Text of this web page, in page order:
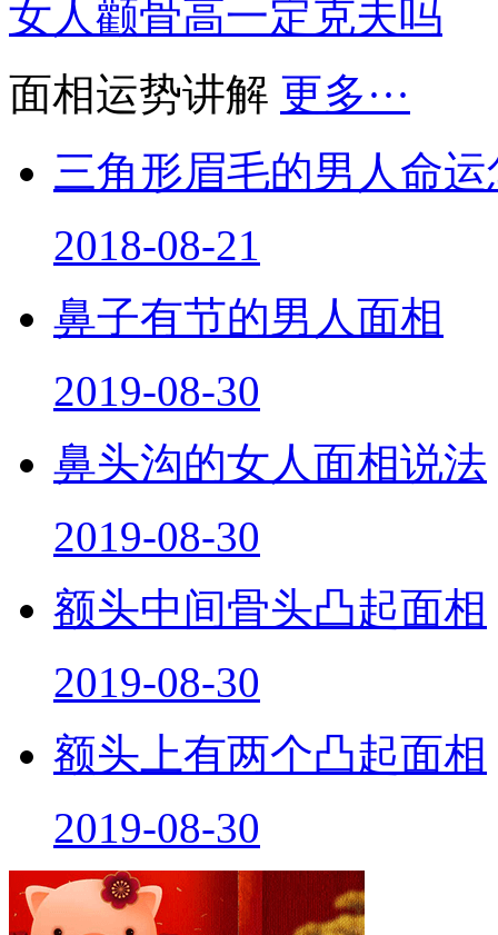
女人颧骨高一定克夫吗
面相运势讲解 更多···
三角形眉毛的男人命
2018-08-21
鼻子有节的男人面相
2019-08-30
鼻头沟的女人面相说法
2019-08-30
额头中间骨头凸起面相
2019-08-30
额头上有两个凸起面相
2019-08-30